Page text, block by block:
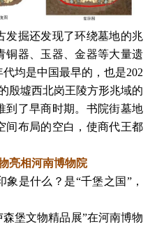
掘还发现了环绕墓地的兆
铜器、玉器、金器等大量遗
均是中国最早的，也是202
殷墟西北岗王陵方形兆域的
到了早商时期。书院街墓地
间布局的空白，使商代王都
亮相河南博物院
是什么？是“千堡之国”，
文物精品展”在河南博物